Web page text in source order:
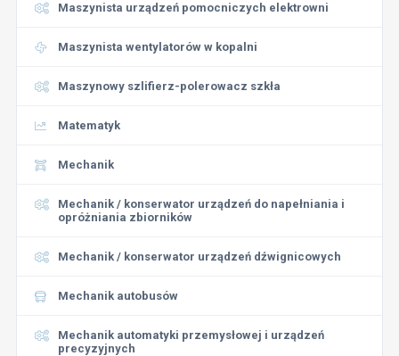
Maszynista urządzeń pomocniczych elektrowni
Maszynista wentylatorów w kopalni
Maszynowy szlifierz-polerowacz szkła
Matematyk
Mechanik
Mechanik / konserwator urządzeń do napełniania i
opróżniania zbiorników
Mechanik / konserwator urządzeń dźwignicowych
Mechanik autobusów
Mechanik automatyki przemysłowej i urządzeń
precyzyjnych